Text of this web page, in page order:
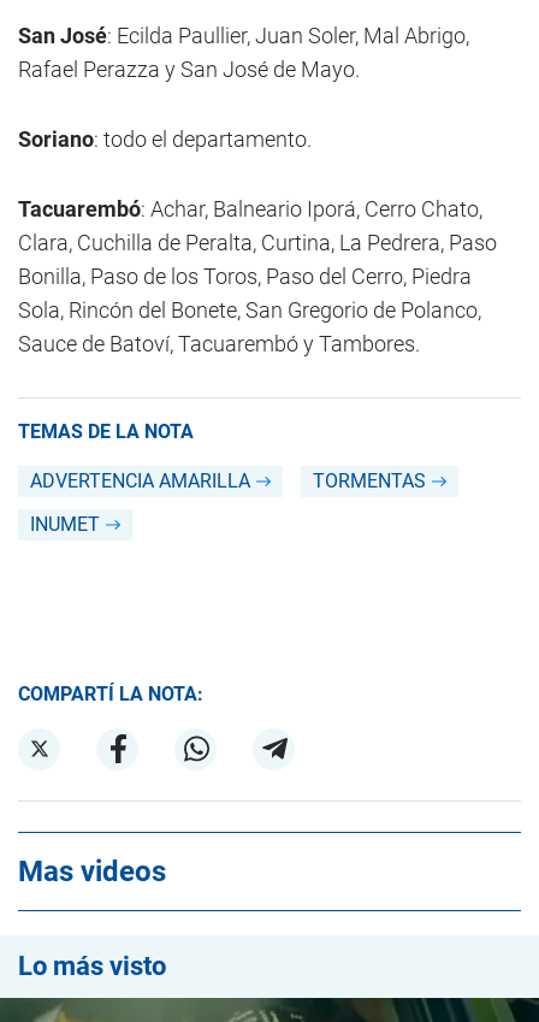
San José: Ecilda Paullier, Juan Soler, Mal Abrigo,
Rafael Perazza y San José de Mayo.
Soriano: todo el departamento.
Tacuarembó: Achar, Balneario Iporá, Cerro Chato,
Clara, Cuchilla de Peralta, Curtina, La Pedrera, Paso
Bonilla, Paso de los Toros, Paso del Cerro, Piedra
Sola, Rincón del Bonete, San Gregorio de Polanco,
Sauce de Batoví, Tacuarembó y Tambores.
TEMAS DE LA NOTA
ADVERTENCIA AMARILLA
TORMENTAS
INUMET
COMPARTÍ LA NOTA:
Mas videos
Lo más visto